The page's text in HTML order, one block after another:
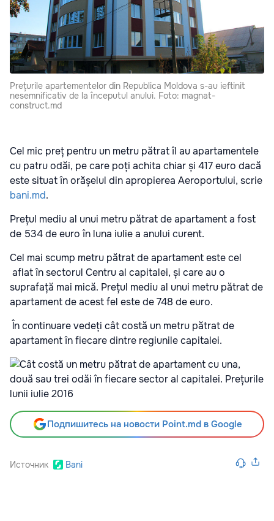
Prețurile apartementelor din Republica Moldova s-au ieftinit
nesemnificativ de la începutul anului. Foto: magnat-
construct.md
Cel mic preț pentru un metru pătrat îl au apartamentele
cu patru odăi, pe care poți achita chiar și 417 euro dacă
este situat în orășelul din apropierea Aeroportului, scrie
bani.md.
Prețul mediu al unui metru pătrat de apartament a fost
de 534 de euro în luna iulie a anului curent.
Cel mai scump metru pătrat de apartament este cel
aflat în sectorul Centru al capitalei, și care au o
suprafață mai mică. Prețul mediu al unui metru pătrat de
apartament de acest fel este de 748 de euro.
În continuare vedeți cât costă un metru pătrat de
apartament în fiecare dintre regiunile capitalei.
Подпишитесь на новости Point.md в Google
Источник Bani